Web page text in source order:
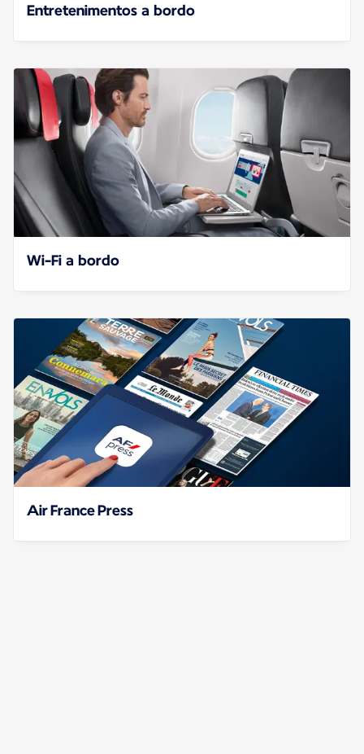
Entretenimentos a bordo
Wi-Fi a bordo
Air France Press